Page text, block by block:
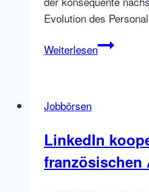
Evolution des
WeiterlesenInterview:
Online-
Produkten
Jobbörsen
LinkedIn
französischen